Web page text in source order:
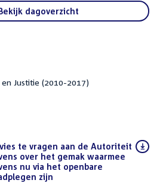
dagoverzicht
Justitie (2010-2017)
te vragen aan de Autoriteit
over het gemak waarmee
nu via het openbare
zijn